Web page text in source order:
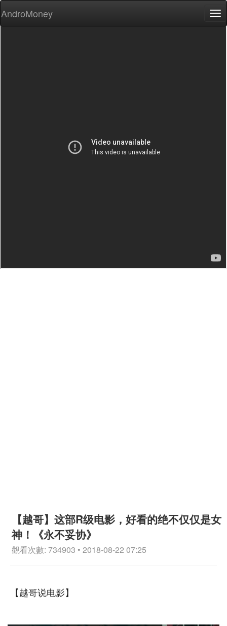
AndroMoney
【越哥】这部R级电影，好看的绝不仅仅是女
神！《永不妥协》
觀看次數: 734903 • 2018-08-22 07:25
【越哥说电影】